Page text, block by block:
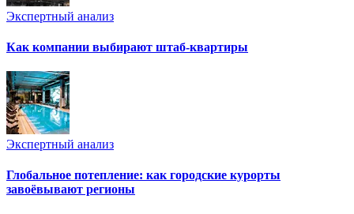
Экспертный анализ
Как компании выбирают штаб-квартиры
Экспертный анализ
Глобальное потепление: как городские курорты
завоёвывают регионы